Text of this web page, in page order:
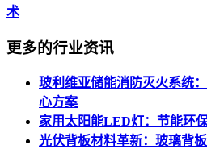
术
更多的行业资讯
玻利维亚储能消防灭火系统
心方案
家用太阳能LED灯：节能环
光伏背板材料革新：玻璃背